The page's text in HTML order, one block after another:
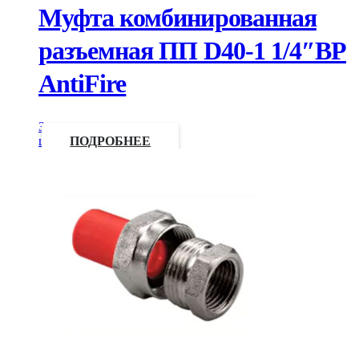
Муфта комбинированная
разъемная ПП D40-1 1/4″ВР
AntiFire
Запросить
цену
ПОДРОБНЕЕ